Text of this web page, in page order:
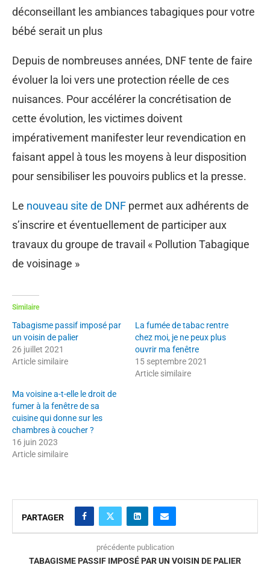
déconseillant les ambiances tabagiques pour votre
bébé serait un plus
Depuis de nombreuses années, DNF tente de faire
évoluer la loi vers une protection réelle de ces
nuisances. Pour accélérer la concrétisation de
cette évolution, les victimes doivent
impérativement manifester leur revendication en
faisant appel à tous les moyens à leur disposition
pour sensibiliser les pouvoirs publics et la presse.
Le nouveau site de DNF permet aux adhérents de
s’inscrire et éventuellement de participer aux
travaux du groupe de travail « Pollution Tabagique
de voisinage »
Similaire
Tabagisme passif imposé par
un voisin de palier
26 juillet 2021
Article similaire
La fumée de tabac rentre
chez moi, je ne peux plus
ouvrir ma fenêtre
15 septembre 2021
Article similaire
Ma voisine a-t-elle le droit de
fumer à la fenêtre de sa
cuisine qui donne sur les
chambres à coucher ?
16 juin 2023
Article similaire
PARTAGER
précédente publication
TABAGISME PASSIF IMPOSÉ PAR UN VOISIN DE PALIER